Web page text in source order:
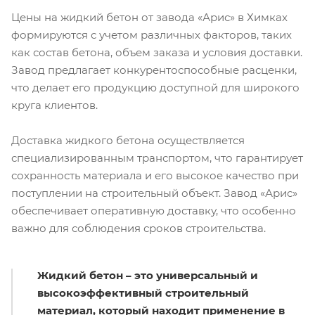
Цены на жидкий бетон от завода «Арис» в Химках
формируются с учетом различных факторов, таких
как состав бетона, объем заказа и условия доставки.
Завод предлагает конкурентоспособные расценки,
что делает его продукцию доступной для широкого
круга клиентов.
Доставка жидкого бетона осуществляется
специализированным транспортом, что гарантирует
сохранность материала и его высокое качество при
поступлении на строительный объект. Завод «Арис»
обеспечивает оперативную доставку, что особенно
важно для соблюдения сроков строительства.
Жидкий бетон – это универсальный и
высокоэффективный строительный
материал, который находит применение в